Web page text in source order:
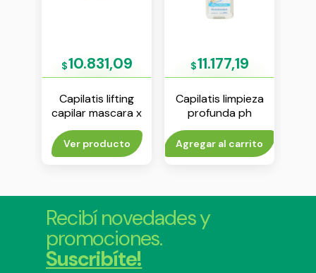
$10.831,09
Capilatis lifting
capilar mascara x
170 ml
Ver producto
$11.177,19
Capilatis limpieza
profunda ph
neutro shampoo x
420 ml
Agregar al carrito
Recibí novedades y
promociones.
Suscribíte!